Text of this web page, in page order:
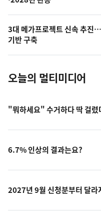
의
사
진
3대 메가프로젝트 신속 추진
기반 구축
오늘의 멀티미디어
"뭐하세요" 수거하다 딱 걸렸
6.7% 인상의 결과는요?
2027년 9월 신청분부터 달